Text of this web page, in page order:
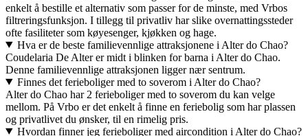
enkelt å bestille et alternativ som passer for de minste, med Vrbos
filtreringsfunksjon. I tillegg til privatliv har slike overnattingssteder
ofte fasiliteter som køyesenger, kjøkken og hage.
Hva er de beste familievennlige attraksjonene i Alter do Chao?
Coudelaria De Alter er midt i blinken for barna i Alter do Chao.
Denne familievennlige attraksjonen ligger nær sentrum.
Finnes det ferieboliger med to soverom i Alter do Chao?
Alter do Chao har 2 ferieboliger med to soverom du kan velge
mellom. På Vrbo er det enkelt å finne en feriebolig som har plassen
og privatlivet du ønsker, til en rimelig pris.
Hvordan finner jeg ferieboliger med aircondition i Alter do Chao?